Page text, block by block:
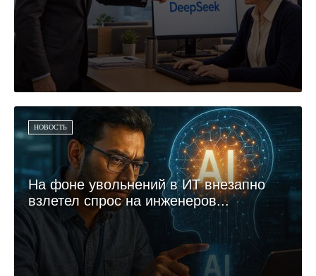
НОВОСТЬ
На фоне увольнений в ИТ внезапно
взлетел спрос на инженеров...